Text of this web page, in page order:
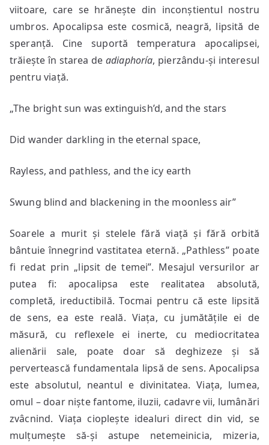
viitoare, care se hrănește din inconștientul nostru
umbros. Apocalipsa este cosmică, neagră, lipsită de
speranță. Cine suportă temperatura apocalipsei,
trăiește în starea de adiaphoría, pierzându-și interesul
pentru viață.
„The bright sun was extinguish’d, and the stars
Did wander darkling in the eternal space,
Rayless, and pathless, and the icy earth
Swung blind and blackening in the moonless air”
Soarele a murit și stelele fără viață și fără orbită
bântuie înnegrind vastitatea eternă. „Pathless” poate
fi redat prin „lipsit de temei”. Mesajul versurilor ar
putea fi: apocalipsa este realitatea absolută,
completă, ireductibilă. Tocmai pentru că este lipsită
de sens, ea este reală. Viața, cu jumătățile ei de
măsură, cu reflexele ei inerte, cu mediocritatea
alienării sale, poate doar să deghizeze și să
pervertească fundamentala lipsă de sens. Apocalipsa
este absolutul, neantul e divinitatea. Viața, lumea,
omul – doar niște fantome, iluzii, cadavre vii, lumânări
zvâcnind. Viața cioplește idealuri direct din vid, se
mulțumește să-și astupe netemeinicia, mizeria,